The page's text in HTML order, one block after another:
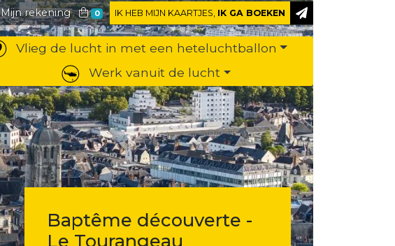
Mijn rekening 0 IK HEB MIJN KAARTJES, IK GA BOEKEN
Vlieg de lucht in met een heteluchtballon
Werk vanuit de lucht
Baptême découverte -
Le Tourangeau